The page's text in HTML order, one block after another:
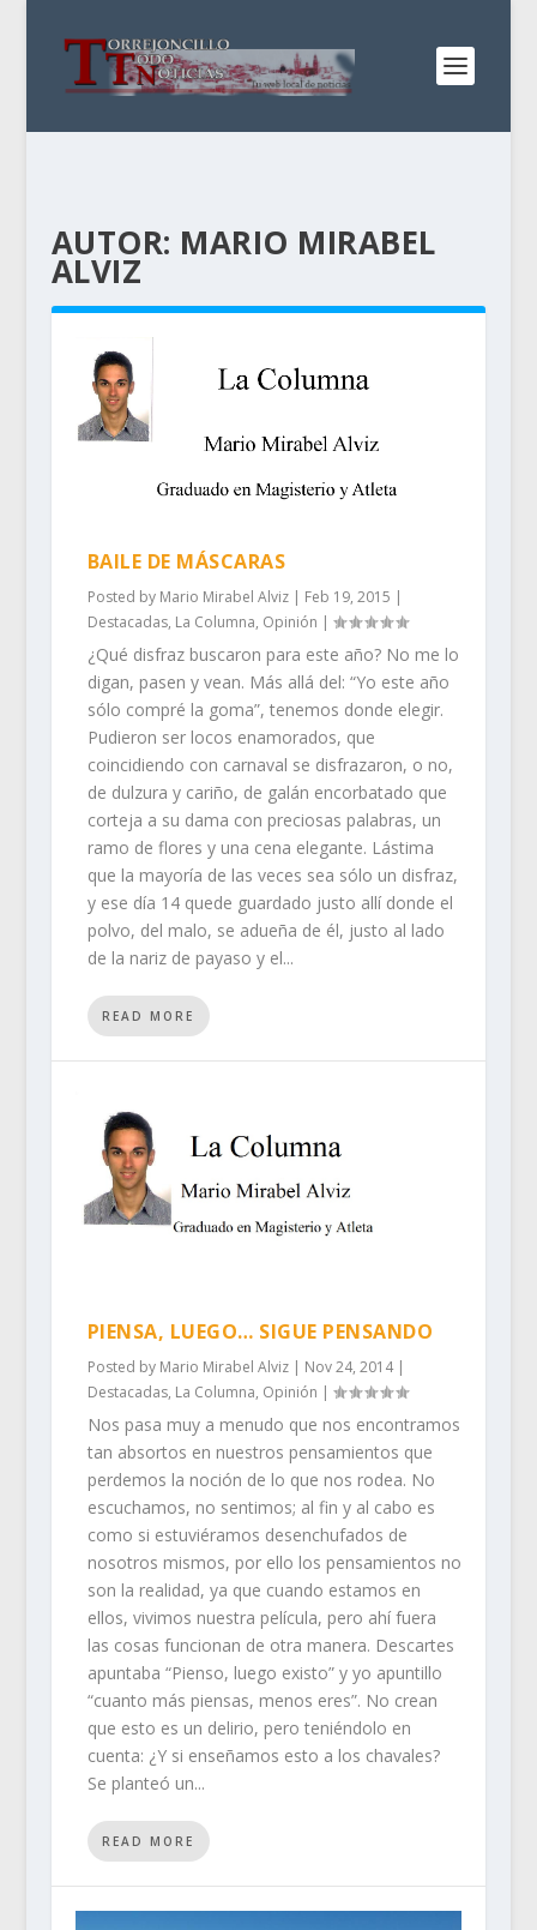
AUTOR: MARIO MIRABEL
ALVIZ
BAILE DE MÁSCARAS
Posted by Mario Mirabel Alviz| Feb 19, 2015 |
Destacadas, La Columna, Opinión |
¿Qué disfraz buscaron para este año? No me lo
digan, pasen y vean. Más allá del: “Yo este año
sólo compré la goma”, tenemos donde elegir.
Pudieron ser locos enamorados, que
coincidiendo con carnaval se disfrazaron, o no,
de dulzura y cariño, de galán encorbatado que
corteja a su dama con preciosas palabras, un
ramo de flores y una cena elegante. Lástima
que la mayoría de las veces sea sólo un disfraz,
y ese día 14 quede guardado justo allí donde el
polvo, del malo, se adueña de él, justo al lado
de la nariz de payaso y el...
READ MORE
PIENSA, LUEGO… SIGUE PENSANDO
Posted by Mario Mirabel Alviz| Nov 24, 2014|
Destacadas, La Columna, Opinión |
Nos pasa muy a menudo que nos encontramos
tan absortos en nuestros pensamientos que
perdemos la noción de lo que nos rodea. No
escuchamos, no sentimos; al fin y al cabo es
como si estuviéramos desenchufados de
nosotros mismos, por ello los pensamientos no
son la realidad, ya que cuando estamos en
ellos, vivimos nuestra película, pero ahí fuera
las cosas funcionan de otra manera. Descartes
apuntaba “Pienso, luego existo” y yo apuntillo
“cuanto más piensas, menos eres”. No crean
que esto es un delirio, pero teniéndolo en
cuenta: ¿Y si enseñamos esto a los chavales?
Se planteó un...
READ MORE